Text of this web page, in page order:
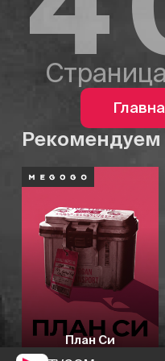
Рекомендуем
План Си